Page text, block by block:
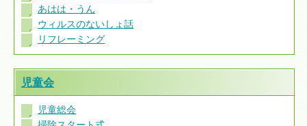
あはは・うん
ウィルスのないしょ話
リフレーミング
児童会
児童総会